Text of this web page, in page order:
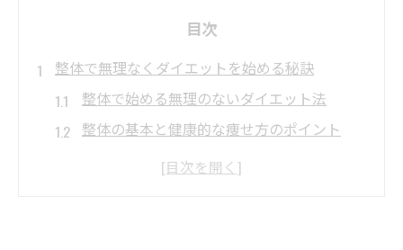
目次
整体で無理なくダイエットを始める秘訣
整体で始める無理のないダイエット法
整体の基本と健康的な痩せ方のポイント
整体ダイエットが続く習慣化のコツを解説